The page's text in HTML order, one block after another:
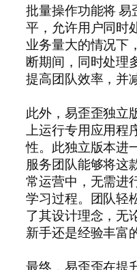
批量操作功能将 易
平，允许用户同时
业务量大的情况下
断期间，同时处理
提高团队效率，并
此外，易歪歪独立
上运行专用应用程
性。此独立版本进
服务团队能够将这
常运营中，无需进
学习过程。团队轻
了其设计理念，无
新手还是经验丰富